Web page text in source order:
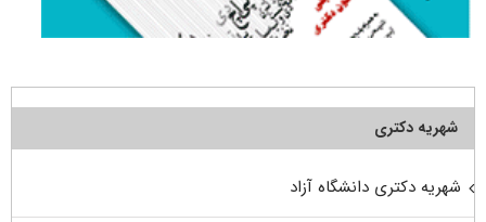
شهریه دکتری
شهریه دکتری دانشگاه آزاد